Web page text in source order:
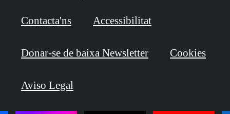
Contacta'ns Accessibilitat
Donar-se de baixa Newsletter Cookies
Aviso Legal